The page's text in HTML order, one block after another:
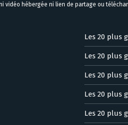
vidéo hébergée ni lien de partage ou
Les 20 plus
Les 20 plus
Les 20 plus
Les 20 plus
Les 20 plus